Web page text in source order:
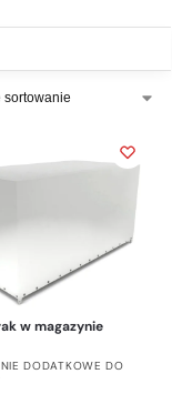
w magazynie
DODATKOWE DO